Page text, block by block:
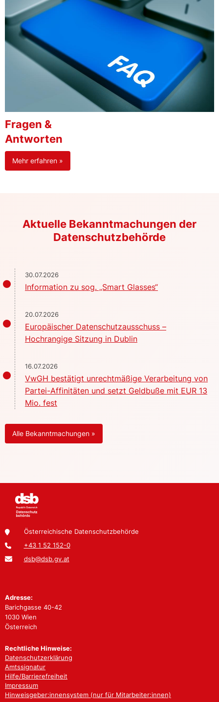
Fragen &
Antworten
Mehr erfahren »
Aktuelle Bekanntmachungen der
Datenschutzbehörde
30.07.2026
Information zu sog. „Smart Glasses“
20.07.2026
Europäischer Datenschutzausschuss –
Hochrangige Sitzung in Dublin
16.07.2026
VwGH bestätigt unrechtmäßige Verarbeitung von
Partei-Affinitäten und setzt Geldbuße mit EUR 13
Mio. fest
Alle Bekanntmachungen »
Österreichische Datenschutzbehörde
+43 1 52 152-0
dsb@dsb.gv.at
Adresse:
Barichgasse 40-42
1030 Wien
Österreich
Rechtliche Hinweise:
Datenschutzerklärung
Amtssignatur
Hilfe/Barrierefreiheit
Impressum
Hinweisgeber:innensystem (nur für Mitarbeiter:innen)